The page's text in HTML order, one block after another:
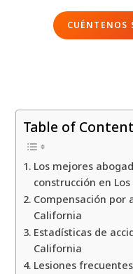
CUÉNTENOS
Table of
Los mejores
construcción en
Compensación por
California
Estadísticas de
California
Lesiones